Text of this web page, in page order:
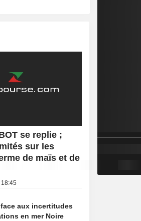
se replie ;
sur les
de maïs et de
aux incertitudes
en mer Noire